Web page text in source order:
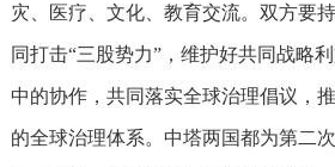
灾、医疗、文化、教育交流。双方要
同打击“三股势力”，维护好共同战略
中的协作，共同落实全球治理倡议，
的全球治理体系。中塔两国都为第二